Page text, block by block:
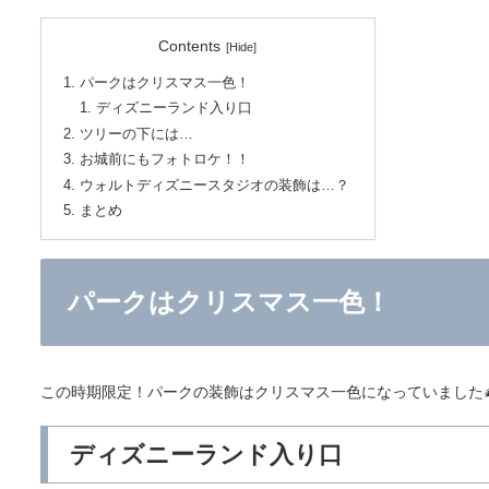
Contents
パークはクリスマス一色！
ディズニーランド入り口
ツリーの下には…
お城前にもフォトロケ！！
ウォルトディズニースタジオの装飾は…？
まとめ
パークはクリスマス一色！
この時期限定！パークの装飾はクリスマス一色になっていました
ディズニーランド入り口